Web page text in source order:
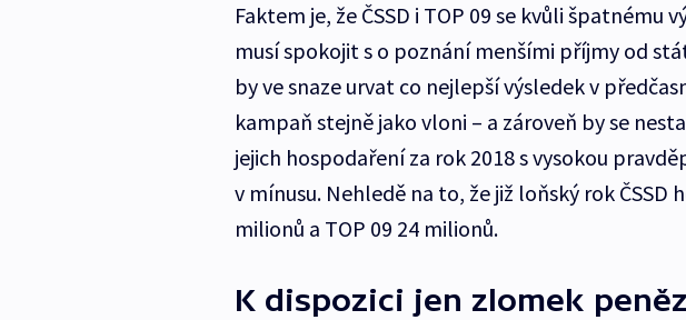
Faktem je, že ČSSD i TOP 09 se kvůli špatnému
musí spokojit s o poznání menšími příjmy od
by ve snaze urvat co nejlepší výsledek v
kampaň stejně jako vloni – a zároveň by se
jejich hospodaření za rok 2018 s vysokou
v mínusu. Nehledě na to, že již loňský rok ČSSD
milionů a TOP 09 24 milionů.
K dispozici jen zlomek peněz